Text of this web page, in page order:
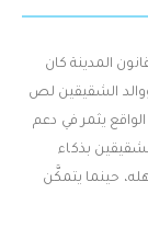
المدينة كان
الشقيقين لص
يثمر في دعم
بذكاء
حينما يتمكَّن